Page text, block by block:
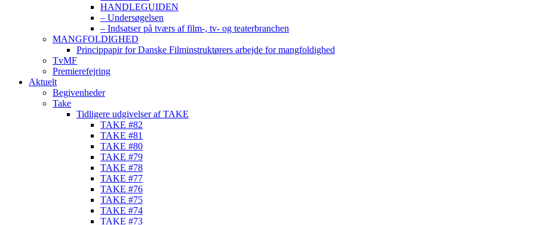
HANDLEGUIDEN
– Undersøgelsen
– Indsatser på tværs af film-, tv- og teaterbranchen
MANGFOLDIGHED
Princippapir for Danske Filminstruktørers arbejde for mangfoldighed
TvMF
Premierefejring
Aktuelt
Begivenheder
Take
Tidligere udgivelser af TAKE
TAKE #82
TAKE #81
TAKE #80
TAKE #79
TAKE #78
TAKE #77
TAKE #76
TAKE #75
TAKE #74
TAKE #73